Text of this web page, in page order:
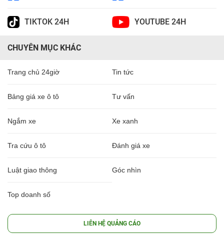
TIKTOK 24H YOUTUBE 24H
CHUYÊN MỤC KHÁC
Trang chủ 24giờ Tin tức
Bảng giá xe ô tô Tư vấn
Ngắm xe Xe xanh
Tra cứu ô tô Đánh giá xe
Luật giao thông Góc nhìn
Top doanh số
LIÊN HỆ QUẢNG CÁO